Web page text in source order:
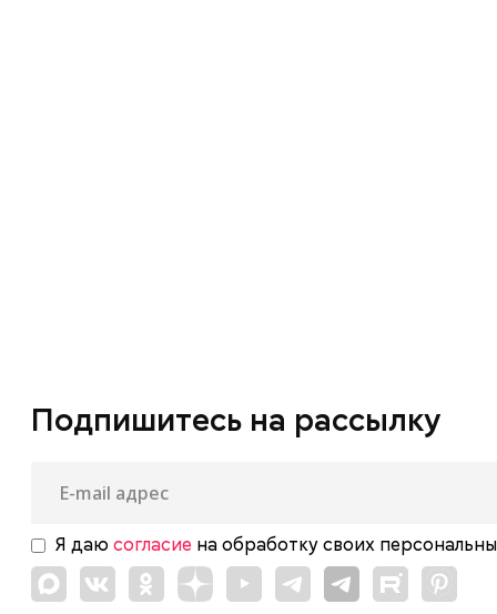
Сквозной эфир
Стихотворцы Победы
Подпишитесь на рассылку
Я даю согласие на обработку своих